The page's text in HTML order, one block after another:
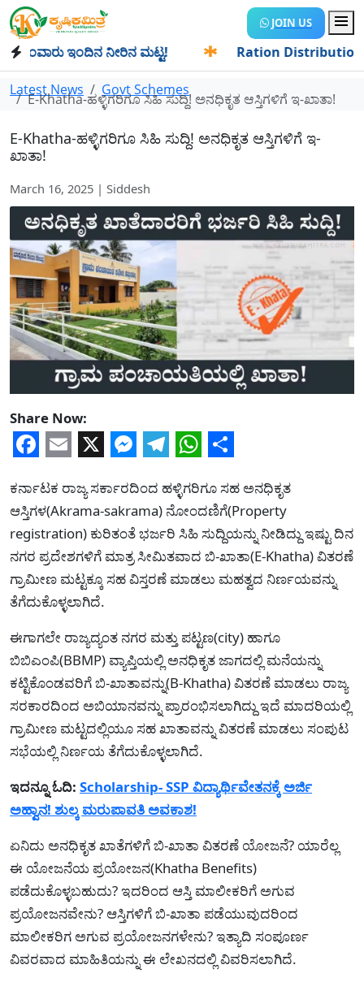
JOIN US
ಇಂದಿನ ನೀರಿನ ಮಟ್ಟ! Ration Distribution-
Latest News Govt Schemes
E-Khatha-ಹಳ್ಳಿಗರಿಗೂ ಸಿಹಿ ಸುದ್ದಿ! ಅನಧಿಕೃತ ಆಸ್ತಿಗಳಿಗೆ ಇ-ಖಾತಾ!
E-Khatha-ಹಳ್ಳಿಗರಿಗೂ ಸಿಹಿ ಸುದ್ದಿ! ಅನಧಿಕೃತ ಆಸ್ತಿಗಳಿಗೆ ಇ-
ಖಾತಾ!
March 16, 2025 | Siddesh
Share Now:
Facebook
Email
X Messenger
Telegram
WhatsApp
Share
ಕರ್ನಾಟಕ ರಾಜ್ಯ ಸರ್ಕಾರದಿಂದ ಹಳ್ಳಿಗರಿಗೂ ಸಹ ಅನಧಿಕೃತ
ಆಸ್ತಿಗಳ(Akrama-sakrama) ನೋಂದಣಿಗೆ(Property
registration) ಕುರಿತಂತೆ ಭರ್ಜರಿ ಸಿಹಿ ಸುದ್ದಿಯನ್ನು ನೀಡಿದ್ದು ಇಷ್ಟು ದಿನ
ನಗರ ಪ್ರದೇಶಗಳಿಗೆ ಮಾತ್ರ ಸೀಮಿತವಾದ ಬಿ-ಖಾತಾ(E-Khatha) ವಿತರಣೆ
ಗ್ರಾಮೀಣ ಮಟ್ಟಕ್ಕೂ ಸಹ ವಿಸ್ತರಣೆ ಮಾಡಲು ಮಹತ್ವದ ನಿರ್ಣಯವನ್ನು
ತೆಗೆದುಕೊಳ್ಳಲಾಗಿದೆ.
ಈಗಾಗಲೇ ರಾಜ್ಯದ್ಯಂತ ನಗರ ಮತ್ತು ಪಟ್ಟಣ(city) ಹಾಗೂ
ಬಿಬಿಎಂಪಿ(BBMP) ವ್ಯಾಪ್ತಿಯಲ್ಲಿ ಅನಧಿಕೃತ ಜಾಗದಲ್ಲಿ ಮನೆಯನ್ನು
ಕಟ್ಟಿಕೊಂಡವರಿಗೆ ಬಿ-ಖಾತಾವನ್ನು(B-Khatha) ವಿತರಣೆ ಮಾಡಲು ರಾಜ್ಯ
ಸರಕಾರದಿಂದ ಅಬಿಯಾನವನ್ನು ಪ್ರಾರಂಭಿಸಲಾಗಿದ್ದು ಇದೆ ಮಾದರಿಯಲ್ಲಿ
ಗ್ರಾಮೀಣ ಮಟ್ಟದಲ್ಲಿಯೂ ಸಹ ಖಾತಾವನ್ನು ವಿತರಣೆ ಮಾಡಲು ಸಂಪುಟ
ಸಭೆಯಲ್ಲಿ ನಿರ್ಣಯ ತೆಗೆದುಕೊಳ್ಳಲಾಗಿದೆ.
ಇದನ್ನೂ ಓದಿ: Scholarship- SSP ವಿದ್ಯಾರ್ಥಿವೇತನಕ್ಕೆ ಅರ್ಜಿ
ಅಹ್ವಾನ! ಶುಲ್ಕ ಮರುಪಾವತಿ ಅವಕಾಶ!
ಏನಿದು ಅನಧಿಕೃತ ಖಾತೆಗಳಿಗೆ ಬಿ-ಖಾತಾ ವಿತರಣೆ ಯೋಜನೆ? ಯಾರೆಲ್ಲ
ಈ ಯೋಜನೆಯ ಪ್ರಯೋಜನ(Khatha Benefits)
ಪಡೆದುಕೊಳ್ಳಬಹುದು? ಇದರಿಂದ ಆಸ್ತಿ ಮಾಲೀಕರಿಗೆ ಅಗುವ
ಪ್ರಯೋಜನವೇನು? ಆಸ್ತಿಗಳಿಗೆ ಬಿ-ಖಾತಾ ಪಡೆಯುವುದರಿಂದ
ಮಾಲೀಕರಿಗ ಅಗುವ ಪ್ರಯೋಜನಗಳೇನು? ಇತ್ಯಾದಿ ಸಂಪೂರ್ಣ
ವಿವರವಾದ ಮಾಹಿತಿಯನ್ನು ಈ ಲೇಖನದಲ್ಲಿ ವಿವರಿಸಲಾಗಿದೆ.